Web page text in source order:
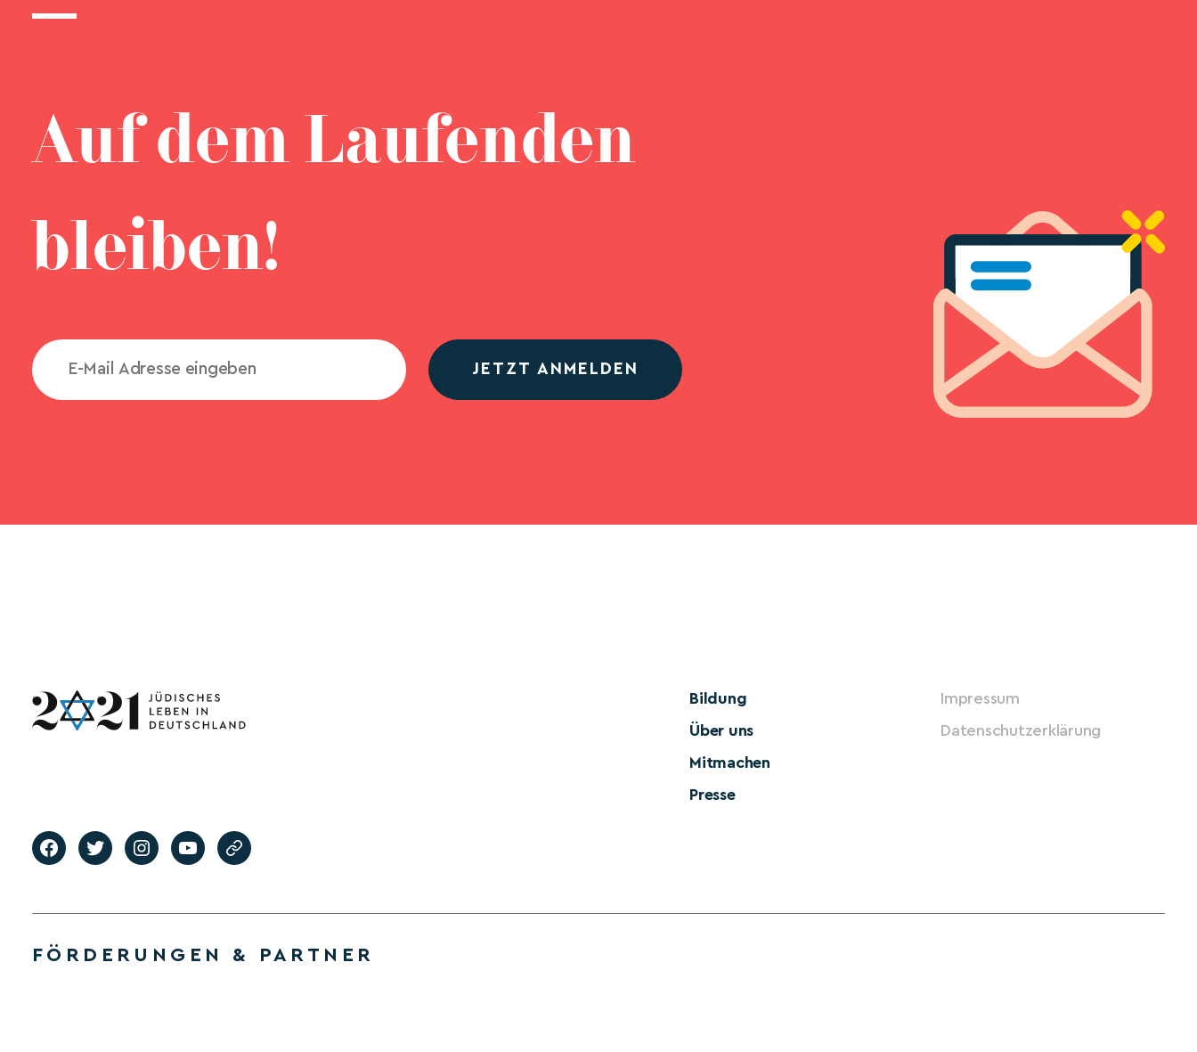
Auf dem Laufenden
bleiben!
JETZT ANMELDEN
Bildung
Über uns
Mitmachen
Presse
Impressum
Datenschutzerklärung
FÖRDERUNGEN & PARTNER